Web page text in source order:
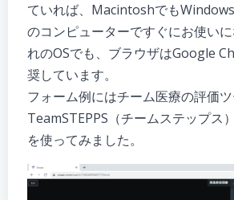
ていれば、Macintoshでも
のコンピューターですぐにお使い
れのOSでも、ブラウザはGoogle
奨しています。
フォーム例にはチーム医療の評価ツ
TeamSTEPPS（チームステップス
を使ってみました。